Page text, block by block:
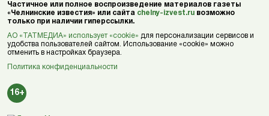
Частичное или полное воспроизведение материалов газеты
«Челнинские известия» или сайта chelny-izvest.ru возможно
только при наличии гиперссылки.
АО «ТАТМЕДИА» использует «cookie» для персонализации сервисов и
удобства пользователей сайтом. Использование «cookie» можно
отменить в настройках браузера.
Политика конфиденциальности
16+